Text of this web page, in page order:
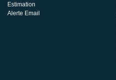
Estimation
Alerte Email